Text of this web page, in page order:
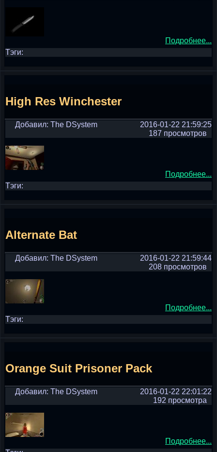
Подробнее...
Тэги:
High Res Winchester
Добавил: The DSystem
2016-01-22 21:59:25
187 просмотров
Подробнее...
Тэги:
Alternate Bat
Добавил: The DSystem
2016-01-22 21:59:44
208 просмотров
Подробнее...
Тэги:
Orange Suit Prisoner Pack
Добавил: The DSystem
2016-01-22 22:01:22
192 просмотра
Подробнее...